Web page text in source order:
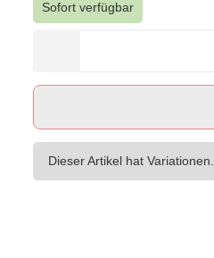
Sofort verfügbar
Dieser Artikel hat